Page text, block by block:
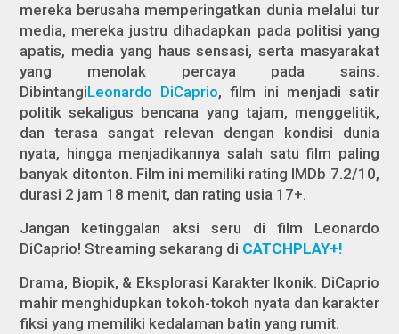
mereka berusaha memperingatkan dunia melalui tur
media, mereka justru dihadapkan pada politisi yang
apatis, media yang haus sensasi, serta masyarakat
yang menolak percaya pada sains.
DibintangiLeonardo DiCaprio, film ini menjadi satir
politik sekaligus bencana yang tajam, menggelitik,
dan terasa sangat relevan dengan kondisi dunia
nyata, hingga menjadikannya salah satu film paling
banyak ditonton. Film ini memiliki rating IMDb 7.2/10,
durasi 2 jam 18 menit, dan rating usia 17+.
Jangan ketinggalan aksi seru di film Leonardo
DiCaprio! Streaming sekarang di CATCHPLAY+!
Drama, Biopik, & Eksplorasi Karakter Ikonik. DiCaprio
mahir menghidupkan tokoh-tokoh nyata dan karakter
fiksi yang memiliki kedalaman batin yang rumit.